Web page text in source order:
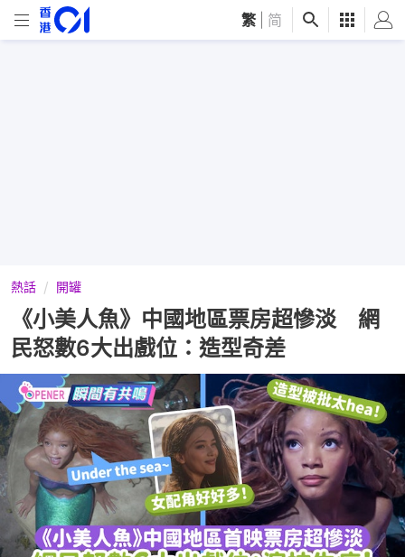
繁 简
熱話 開罐
《小美人魚》中國地區票房超慘淡 網
民怒數6大出戲位：造型奇差